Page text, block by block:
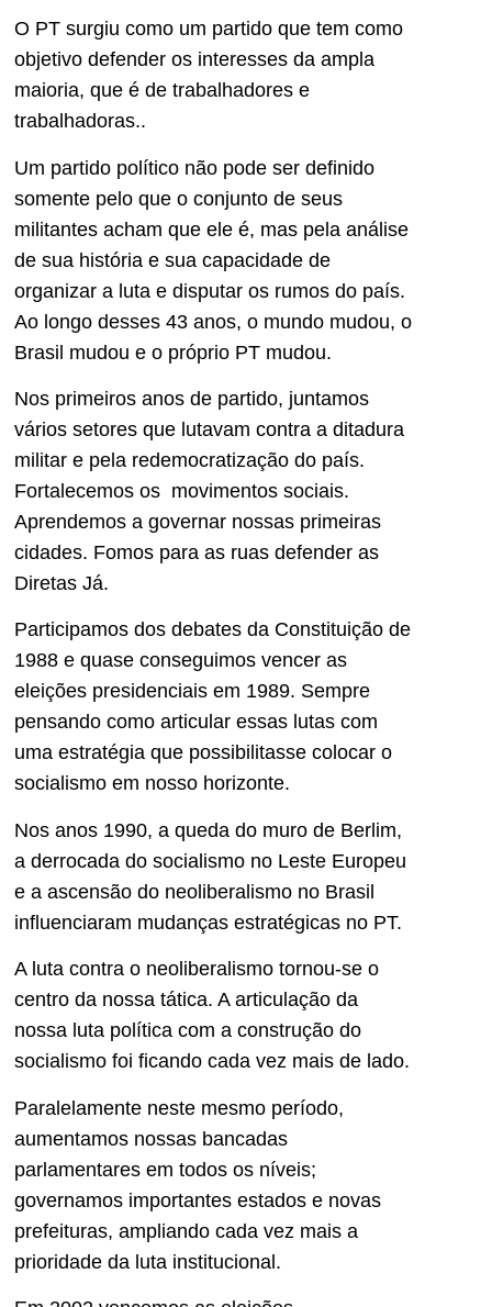
O PT surgiu como um partido que tem como
objetivo defender os interesses da ampla
maioria, que é de trabalhadores e
trabalhadoras..
Um partido político não pode ser definido
somente pelo que o conjunto de seus
militantes acham que ele é, mas pela análise
de sua história e sua capacidade de
organizar a luta e disputar os rumos do país.
Ao longo desses 43 anos, o mundo mudou, o
Brasil mudou e o próprio PT mudou.
Nos primeiros anos de partido, juntamos
vários setores que lutavam contra a ditadura
militar e pela redemocratização do país.
Fortalecemos os movimentos sociais.
Aprendemos a governar nossas primeiras
cidades. Fomos para as ruas defender as
Diretas Já.
Participamos dos debates da Constituição de
1988 e quase conseguimos vencer as
eleições presidenciais em 1989. Sempre
pensando como articular essas lutas com
uma estratégia que possibilitasse colocar o
socialismo em nosso horizonte.
Nos anos 1990, a queda do muro de Berlim,
a derrocada do socialismo no Leste Europeu
e a ascensão do neoliberalismo no Brasil
influenciaram mudanças estratégicas no PT.
A luta contra o neoliberalismo tornou-se o
centro da nossa tática. A articulação da
nossa luta política com a construção do
socialismo foi ficando cada vez mais de lado.
Paralelamente neste mesmo período,
aumentamos nossas bancadas
parlamentares em todos os níveis;
governamos importantes estados e novas
prefeituras, ampliando cada vez mais a
prioridade da luta institucional.